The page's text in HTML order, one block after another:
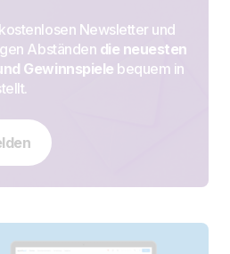
Newsletter und
Abständen die neuesten
Gewinnspiele bequem in